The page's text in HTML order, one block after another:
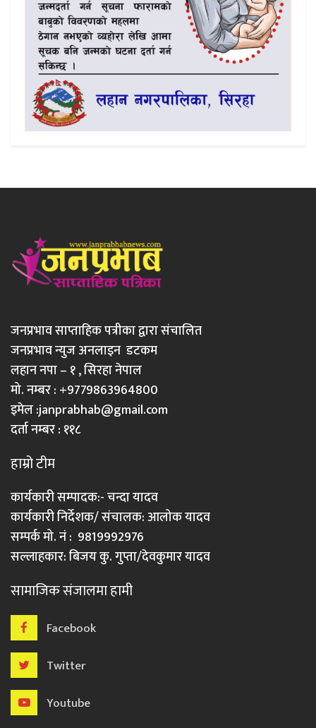
जनप्रभाव साप्ताहिक पत्रीका द्वारा संचालित
जनप्रभाव न्युज अनलाइन डटकम
लहान नपा – १ , सिरहा नेपाल
मो. नम्बर : +9779863964800
इमेल :janprabhab@gmail.com
दर्ता नम्बर : ११८
हाम्रो टीम
कार्यकारी सम्पादक:- चन्दा यादव
कार्यकारी निर्देशक/ संचालक: आलोक यादव
सम्पर्क मो. नं : 9819992976
सल्लाहकार: बिजय कु. गुप्ता/देवकुमार यादव
सामाजिक संजालमा हामी
Facebook
Twitter
Youtube